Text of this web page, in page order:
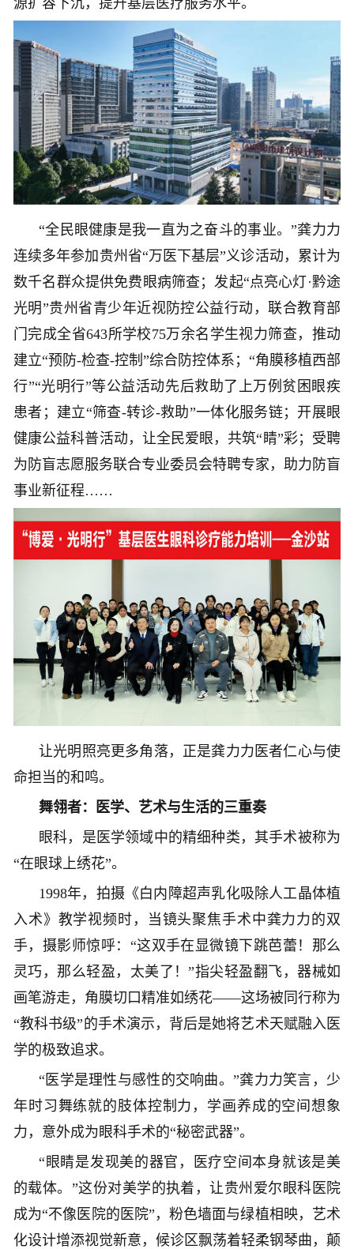
“全民眼健康是我一直为之奋斗的事业。”龚力力
连续多年参加贵州省“万医下基层”义诊活动，累计为
数千名群众提供免费眼病筛查；发起“点亮心灯·黔途
光明”贵州省青少年近视防控公益行动，联合教育部
门完成全省643所学校75万余名学生视力筛查，推动
建立“预防-检查-控制”综合防控体系；“角膜移植西部
行”“光明行”等公益活动先后救助了上万例贫困眼疾
患者；建立“筛查-转诊-救助”一体化服务链；开展眼
健康公益科普活动，让全民爱眼，共筑“睛”彩；受聘
为防盲志愿服务联合专业委员会特聘专家，助力防盲
事业新征程……
让光明照亮更多角落，正是龚力力医者仁心与使
命担当的和鸣。
舞翎者：医学、艺术与生活的三重奏
眼科，是医学领域中的精细种类，其手术被称为
“在眼球上绣花”。
1998年，拍摄《白内障超声乳化吸除人工晶体植
入术》教学视频时，当镜头聚焦手术中龚力力的双
手，摄影师惊呼：“这双手在显微镜下跳芭蕾！那么
灵巧，那么轻盈，太美了！”指尖轻盈翻飞，器械如
画笔游走，角膜切口精准如绣花——这场被同行称为
“教科书级”的手术演示，背后是她将艺术天赋融入医
学的极致追求。
“医学是理性与感性的交响曲。”龚力力笑言，少
年时习舞练就的肢体控制力，学画养成的空间想象
力，意外成为眼科手术的“秘密武器”。
“眼睛是发现美的器官，医疗空间本身就该是美
的载体。”这份对美学的执着，让贵州爱尔眼科医院
成为“不像医院的医院”，粉色墙面与绿植相映，艺术
化设计增添视觉新意，候诊区飘荡着轻柔钢琴曲，颠